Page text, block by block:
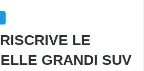
LE
GRANDI SUV